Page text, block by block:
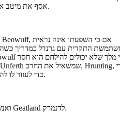
אסף את מיטב אנשיו ויצא לדרך עבור דנמרק.
Beowulf כדי לעזור לו להביס אמו של גרנדל.
Beowulf ואנשיו לחצות את הים Geatland לדנמרק.